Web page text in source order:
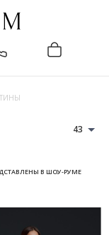
В ШОУ-РУМЕ
43